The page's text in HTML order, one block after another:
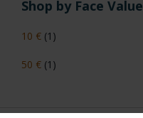
Shop by Face Value
10 € (1)
50 € (1)